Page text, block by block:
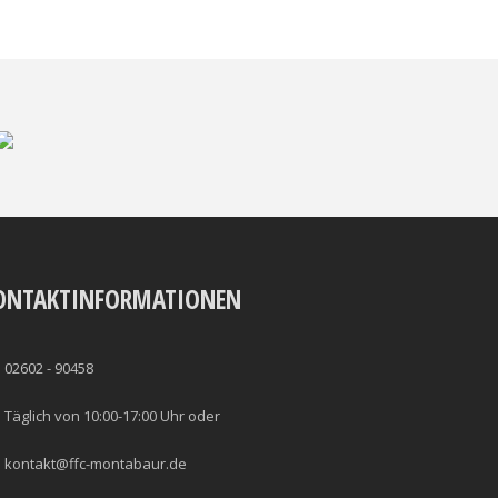
02602 - 90458
Täglich von 10:00-17:00 Uhr oder
kontakt@ffc-montabaur.de